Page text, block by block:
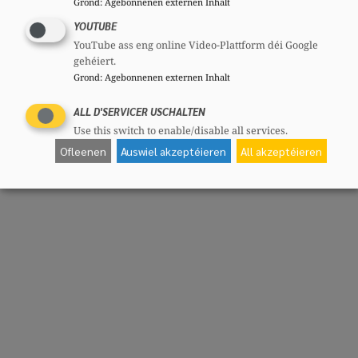
YOUTUBE
YouTube ass eng online Video-Plattform déi Google
gehéiert.
Grond: Agebonnenen externen Inhalt
ALL D'SERVICER USCHALTEN
Use this switch to enable/disable all services.
Ofleenen Auswiel akzeptéieren All akzeptéieren